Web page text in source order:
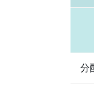
分